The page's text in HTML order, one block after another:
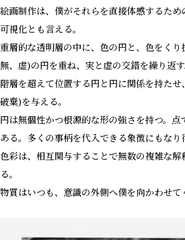
絵画制作は、僕がそれらを直接体感するため
可視化とも言える。
重層的な透明層の中に、色の円と、色をくり
無、虚)の円を重ね、実と虚の交錯を繰り返す
階層を超えて位置する円と円に関係を持た
破棄)を与える。
円は無個性かつ根源的な形の強さを持つ。点
ある。多くの事柄を代入できる象徴にもなり
色彩は、相互関与することで無数の複雑な
る。
物質はいつも、意識の外側へ僕を向かわせて